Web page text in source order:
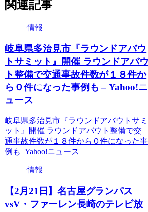
関連記事
情報
岐阜県多治見市『ラウンドアバウ
トサミット』開催 ラウンドアバウ
ト整備で交通事故件数が１８件か
ら０件になった事例も – Yahoo!ニ
ュース
岐阜県多治見市『ラウンドアバウトサミ
ット』開催 ラウンドアバウト整備で交
通事故件数が１８件から０件になった事
例も Yahoo!ニュース
情報
【2月21日】名古屋グランパス
vsV・ファーレン長崎のテレビ放